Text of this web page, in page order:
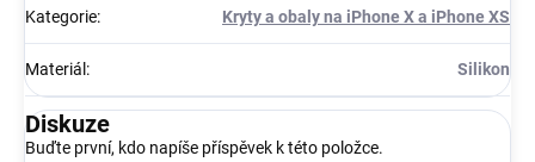
Kategorie: Kryty a obaly na iPhone X a iPhone XS
Materiál : Silikon
Diskuze
Buďte první, kdo napíše příspěvek k této položce.